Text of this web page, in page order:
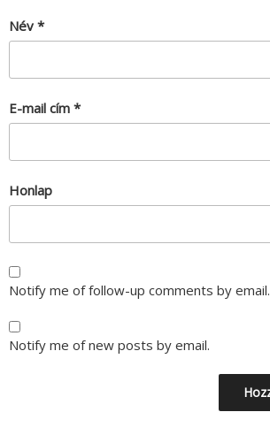
Név *
E-mail cím *
Honlap
Notify me of follow-up comments by email.
Notify me of new posts by email.